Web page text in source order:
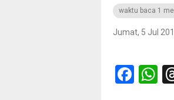
waktu baca 1
Jumat, 5 Jul